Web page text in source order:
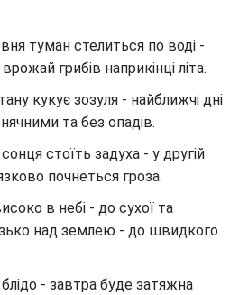
туман стелиться по воді -
грибів наприкінці літа.
кукує зозуля - найближчі дні
та без опадів.
стоїть задуха - у другій
почнеться гроза.
в небі - до сухої та
над землею - до швидкого
блідо - завтра буде затяжна